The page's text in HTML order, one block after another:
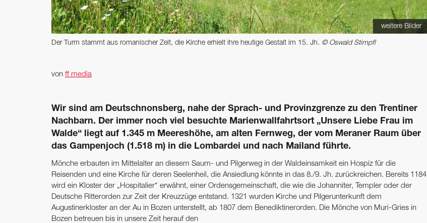
weitere Bilder
Der Turm stammt aus romanischer Zeit, die Kirche erhielt ihre heutige Gestalt im 15. Jh. © Oswald Stimpfl
von ff media
Wir sind am Deutschnonsberg, nahe der Sprach- und Provinzgrenze zu den Trentiner
Nachbarn. Der immer noch viel besuchte Marienwallfahrtsort „Unsere Liebe Frau im
Walde“ liegt auf 1.345 m Meereshöhe, am alten Fernweg, der vom Meraner Raum über
das Gampenjoch (1.518 m) in die Lombardei und nach Mailand führte.
Mönche erbauten im Mittelalter an diesem Saum- und Pilgerweg in der Waldeinsamkeit ein Hospiz für die
Reisenden und eine Kirche für deren Seelenheil, die Ansiedlung könnte in das 8./9. Jh. zurückreichen. Bereits 1184
wird ein Kloster der „Hospitalier“ erwähnt, einer Ordensgemeinschaft, die wie die Johanniter, Templer oder der
Deutsche Ritterorden zur Zeit der Kreuzzüge entstand. 1321 wurden Kirche und Pilgerunterkunft dem
Augustinerkloster an der Au in Bozen unterstellt, ab 1807 dem Benediktinerorden. Die Mönche von Muri-Gries in
Bozen betreuen bis in unsere Zeit herauf den